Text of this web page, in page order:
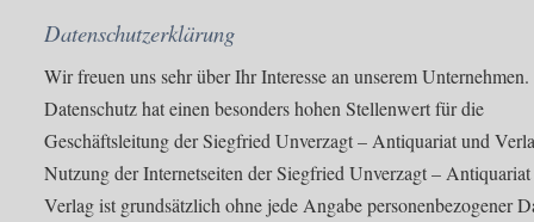
Datenschutzerklärung
Wir freuen uns sehr über Ihr Interesse an unserem Unternehmen.
Datenschutz hat einen besonders hohen Stellenwert für die
Geschäftsleitung der Siegfried Unverzagt – Antiquariat und
Nutzung der Internetseiten der Siegfried Unverzagt –
Verlag ist grundsätzlich ohne jede Angabe personenbezogener